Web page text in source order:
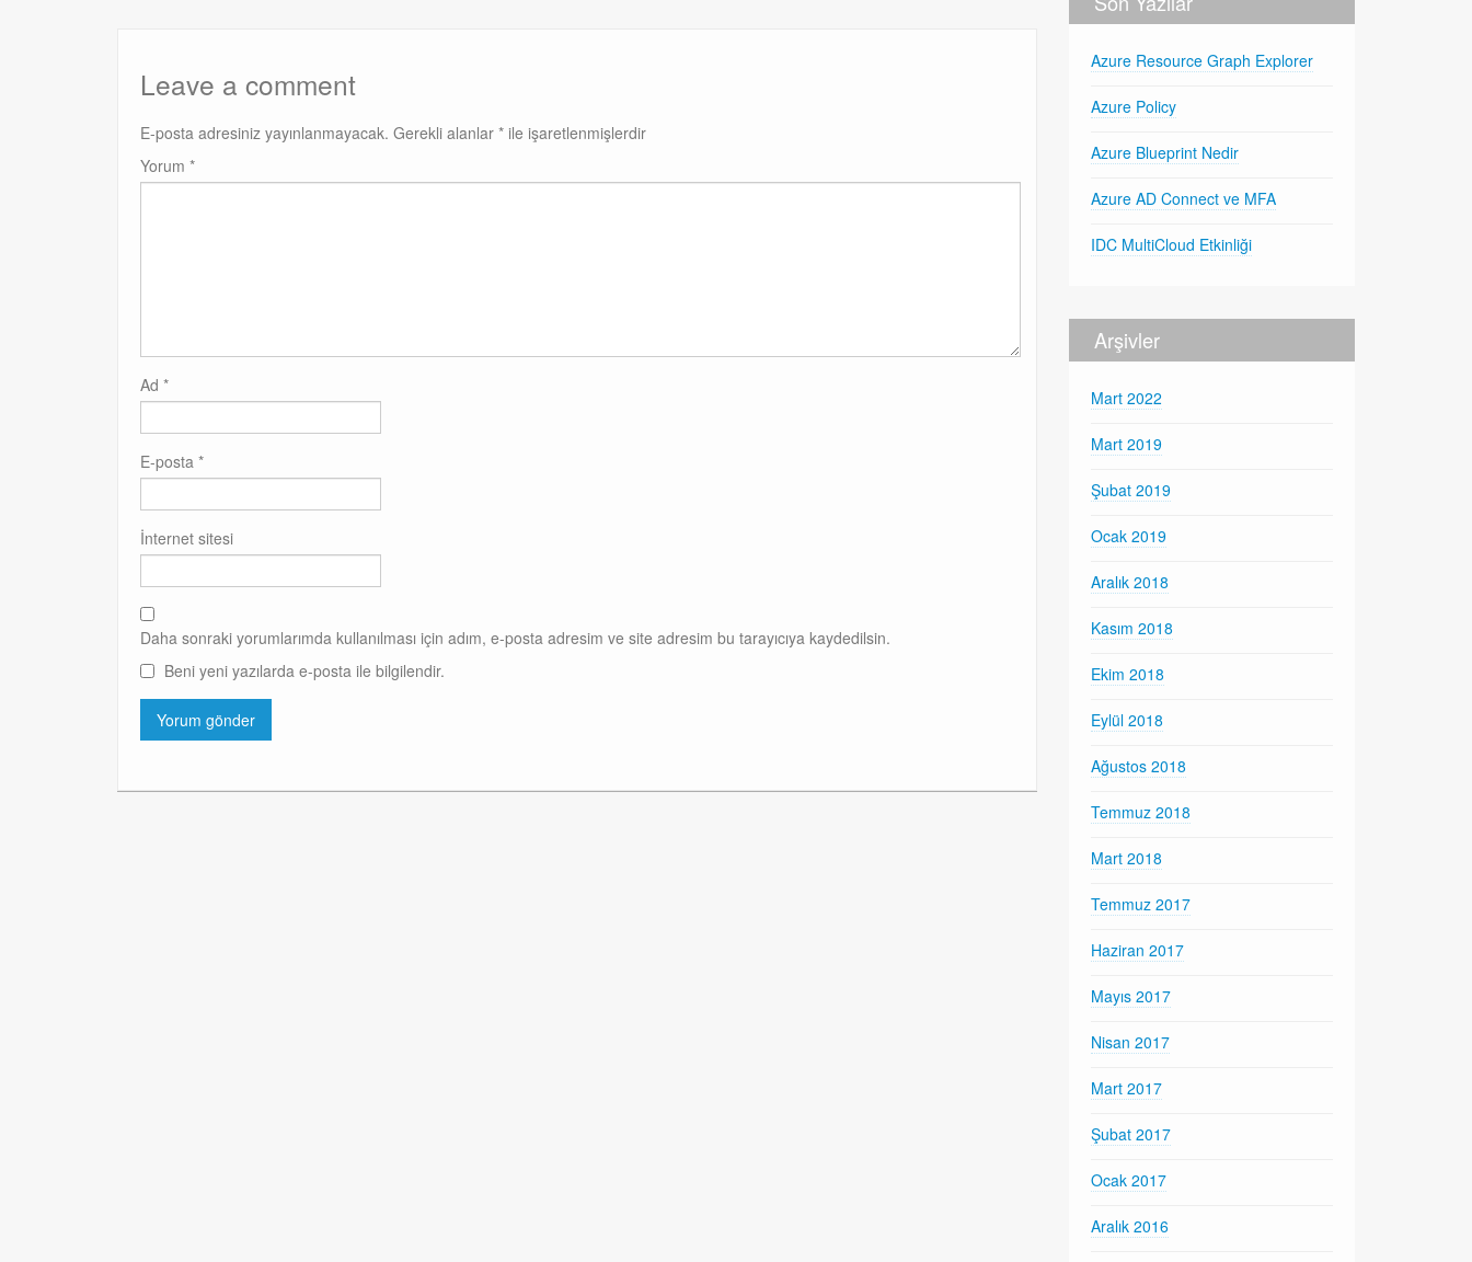
Leave a comment
E-posta adresiniz yayınlanmayacak. Gerekli alanlar * ile işaretlenmişlerdir
Yorum *
Ad *
E-posta *
İnternet sitesi
Daha sonraki yorumlarımda kullanılması için adım, e-posta adresim ve site adresim bu tarayıcıya kaydedilsin.
Beni yeni yazılarda e-posta ile bilgilendir.
Azure Resource Graph Explorer
Azure Policy
Azure Blueprint Nedir
Azure AD Connect ve MFA
IDC MultiCloud Etkinliği
Arşivler
Mart 2022
Mart 2019
Şubat 2019
Ocak 2019
Aralık 2018
Kasım 2018
Ekim 2018
Eylül 2018
Ağustos 2018
Temmuz 2018
Mart 2018
Temmuz 2017
Haziran 2017
Mayıs 2017
Nisan 2017
Mart 2017
Şubat 2017
Ocak 2017
Aralık 2016